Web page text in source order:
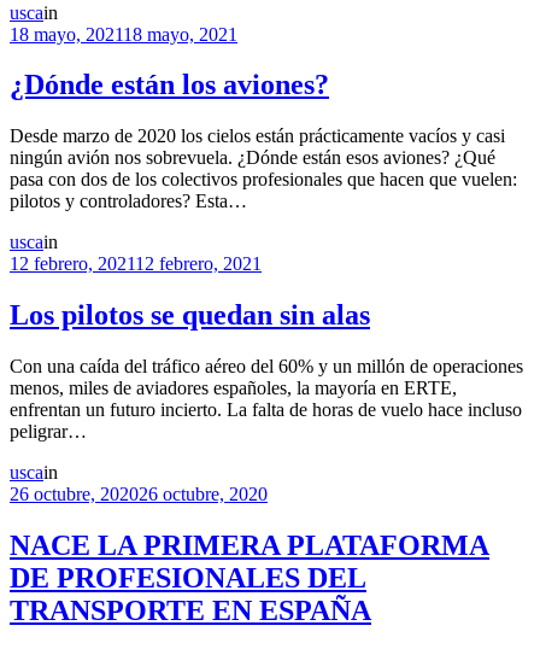
uscain
18 mayo, 202118 mayo, 2021
¿Dónde están los aviones?
Desde marzo de 2020 los cielos están prácticamente vacíos y casi
ningún avión nos sobrevuela. ¿Dónde están esos aviones? ¿Qué
pasa con dos de los colectivos profesionales que hacen que vuelen:
pilotos y controladores? Esta…
uscain
12 febrero, 202112 febrero, 2021
Los pilotos se quedan sin alas
Con una caída del tráfico aéreo del 60% y un millón de operaciones
menos, miles de aviadores españoles, la mayoría en ERTE,
enfrentan un futuro incierto. La falta de horas de vuelo hace incluso
peligrar…
uscain
26 octubre, 202026 octubre, 2020
NACE LA PRIMERA PLATAFORMA
DE PROFESIONALES DEL
TRANSPORTE EN ESPAÑA